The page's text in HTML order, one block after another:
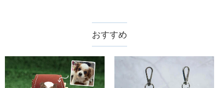
無料となります。（一部離島や遠方へご発送の場合、中継料が
納期=製作作業時間+配送時間 受注製作品のため、ご入金を確
認してから制作となります。大量生産品ではなく、一つ一つ手
でお作りしており、予定作業時間は商品ページに記載しており
ます。そしてご購入の際にお選び頂いた「配送方法」の選択に
よって、お届け日数が異なります。詳細は配送について
確認ください。.
商品に納品書などの明細書は同梱されますか？
ません。領収書発行をご希望の場合は、ご注文明細をメールに
てご確認ください。
商品を海外へ直接発送することは可能でしょうか。
はい、対応可能です。海外配送をご希望の場合は、カスタマー
サポートまで詳しい海外配送先情報をお送りください。配送先
返品・交換はできますか？
おすすめ